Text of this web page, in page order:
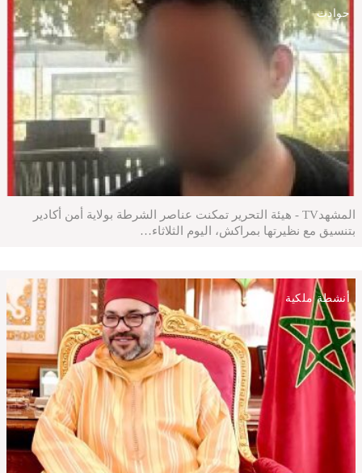
حوادث
المشهدTV - هيئة التحرير تمكنت عناصر الشرطة بولاية أمن أكادير
بتنسيق مع نظيرتها بمراكش، اليوم الثلاثاء…
أنشطة ملكية